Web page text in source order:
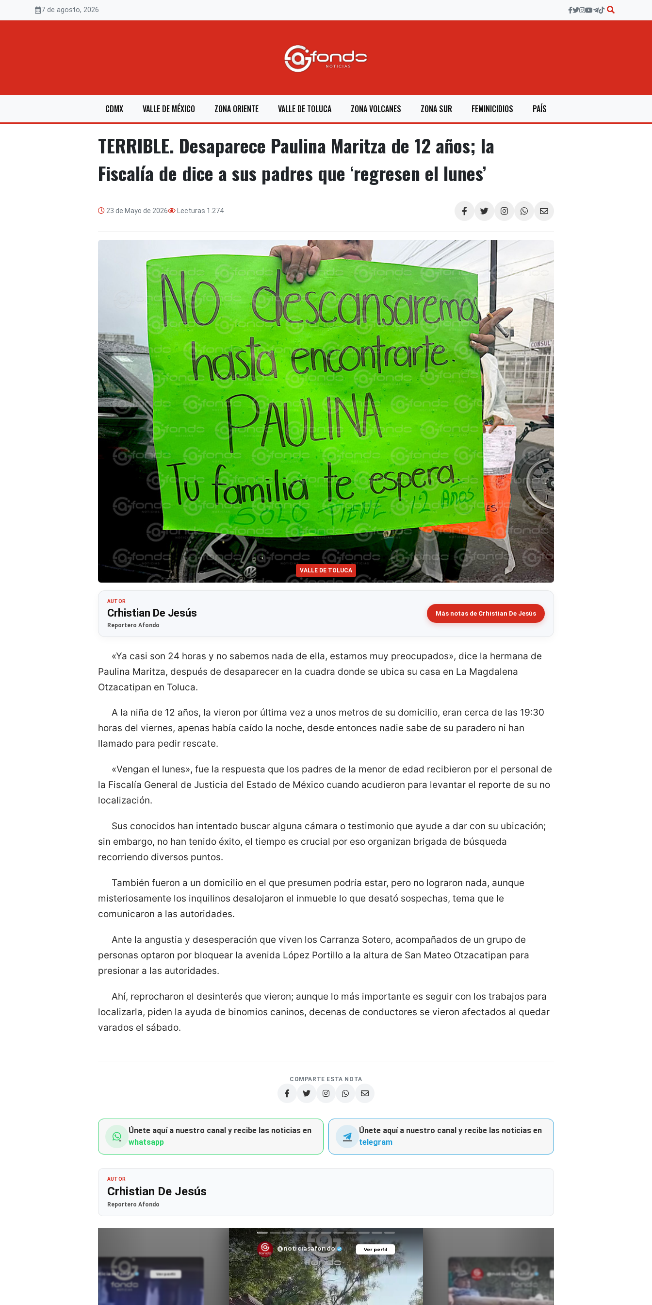
7 de agosto, 2026
CDMX VALLE DE MÉXICO ZONA ORIENTE VALLE DE TOLUCA ZONA VOLCANES ZONA SUR FEMINICIDIOS PAÍS
TERRIBLE. Desaparece Paulina Maritza de 12 años; la
Fiscalía de dice a sus padres que ‘regresen el lunes’
23 de Mayo de 2026 Lecturas 1.274
Compartir
VALLE DE TOLUCA
AUTOR
Crhistian De Jesús
Reportero Afondo
Más notas de Crhistian De Jesús
«Ya casi son 24 horas y no sabemos nada de ella, estamos muy preocupados», dice la hermana de
Paulina Maritza, después de desaparecer en la cuadra donde se ubica su casa en La Magdalena
Otzacatipan en Toluca.
A la niña de 12 años, la vieron por última vez a unos metros de su domicilio, eran cerca de las 19:30
horas del viernes, apenas había caído la noche, desde entonces nadie sabe de su paradero ni han
llamado para pedir rescate.
«Vengan el lunes», fue la respuesta que los padres de la menor de edad recibieron por el personal de
la Fiscalía General de Justicia del Estado de México cuando acudieron para levantar el reporte de su no
localización.
Sus conocidos han intentado buscar alguna cámara o testimonio que ayude a dar con su ubicación;
sin embargo, no han tenido éxito, el tiempo es crucial por eso organizan brigada de búsqueda
recorriendo diversos puntos.
También fueron a un domicilio en el que presumen podría estar, pero no lograron nada, aunque
misteriosamente los inquilinos desalojaron el inmueble lo que desató sospechas, tema que le
comunicaron a las autoridades.
Ante la angustia y desesperación que viven los Carranza Sotero, acompañados de un grupo de
personas optaron por bloquear la avenida López Portillo a la altura de San Mateo Otzacatipan para
presionar a las autoridades.
Ahí, reprocharon el desinterés que vieron; aunque lo más importante es seguir con los trabajos para
localizarla, piden la ayuda de binomios caninos, decenas de conductores se vieron afectados al quedar
varados el sábado.
COMPARTE ESTA NOTA
Únete aquí a nuestro canal y recibe las noticias en
whatsapp
Únete aquí a nuestro canal y recibe las noticias en
telegram
AUTOR
Crhistian De Jesús
Reportero Afondo
Ver perfil
@noticiasafondo Ver perfil
@noticiasafondo
Ver perfil
@noticiasafondo Ver perfil